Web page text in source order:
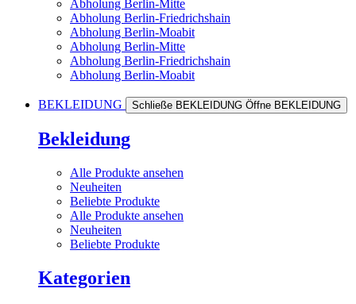
Abholung Berlin-Mitte
Abholung Berlin-Friedrichshain
Abholung Berlin-Moabit
Abholung Berlin-Mitte
Abholung Berlin-Friedrichshain
Abholung Berlin-Moabit
BEKLEIDUNG Schließe BEKLEIDUNG Öffne BEKLEIDUNG
Bekleidung
Alle Produkte ansehen
Neuheiten
Beliebte Produkte
Alle Produkte ansehen
Neuheiten
Beliebte Produkte
Kategorien